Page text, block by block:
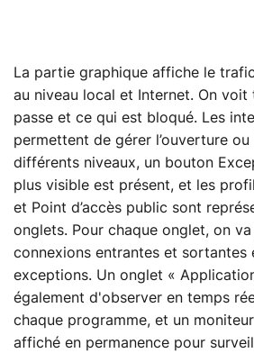
La partie graphique affiche le
au niveau local et Internet. On
passe et ce qui est bloqué. Les
permettent de gérer l’ouverture
différents niveaux, un bouton
plus visible est présent, et les
et Point d’accès public sont
onglets. Pour chaque onglet, on
connexions entrantes et sortantes
exceptions. Un onglet «
également d'observer en temps
chaque programme, et un
affiché en permanence pour